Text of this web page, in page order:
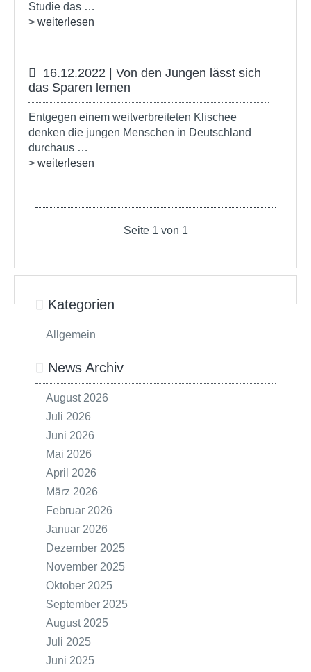
Studie das …
> weiterlesen
16.12.2022 | Von den Jungen lässt sich
das Sparen lernen
Entgegen einem weitverbreiteten Klischee
denken die jungen Menschen in Deutschland
durchaus …
> weiterlesen
Seite 1 von 1
Kategorien
Allgemein
News Archiv
August 2026
Juli 2026
Juni 2026
Mai 2026
April 2026
März 2026
Februar 2026
Januar 2026
Dezember 2025
November 2025
Oktober 2025
September 2025
August 2025
Juli 2025
Juni 2025